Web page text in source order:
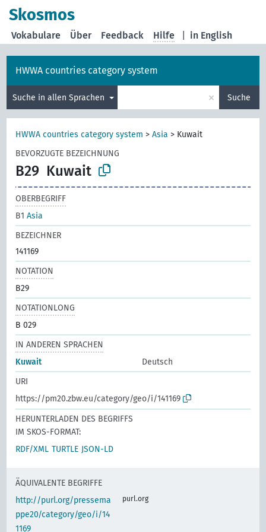
Skosmos
in English
Vokabulare Über Feedback Hilfe
HWWA countries category system
Suche in allen Sprachen × Suche
HWWA countries category system >Asia > Kuwait
BEVORZUGTE BEZEICHNUNG
B29 Kuwait
OBERBEGRIFF
B1Asia
BEZEICHNER
141169
NOTATION
B29
NOTATIONLONG
B 029
IN ANDEREN SPRACHEN
Kuwait
Deutsch
URI
https://pm20.zbw.eu/category/geo/i/141169
HERUNTERLADEN DES BEGRIFFS
IM SKOS-FORMAT:
RDF/XML TURTLE JSON-LD
ÄQUIVALENTE BEGRIFFE
http://purl.org/pressema
ppe20/category/geo/i/14
1169
purl.org